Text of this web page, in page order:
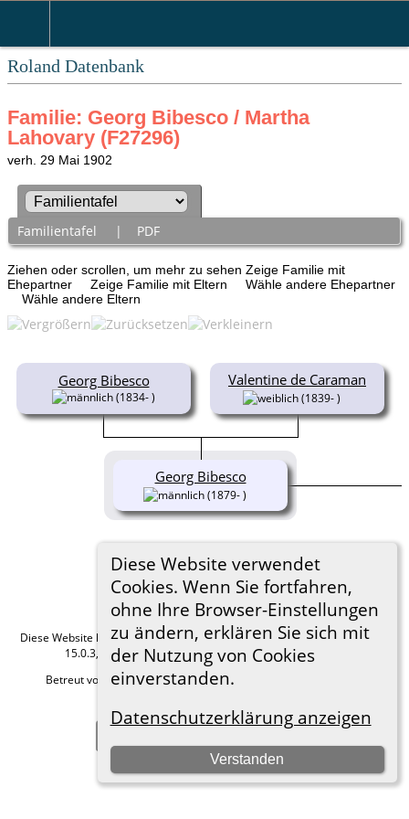
Roland Datenbank
Diese Website verwendet
Cookies. Wenn Sie fortfahren,
ohne Ihre Browser-Einstellungen
zu ändern, erklären Sie sich mit
der Nutzung von Cookies
einverstanden.
Datenschutzerklärung anzeigen
Verstanden
Familie: Georg Bibesco / Martha
Lahovary (F27296)
verh. 29 Mai 1902
Familientafel | PDF
Ziehen oder scrollen, um mehr zu sehen Zeige Familie mit
Ehepartner
Zeige Familie mit Eltern
Wähle andere Ehepartner
Wähle andere Eltern
Georg Bibesco
(1834- )
Valentine de Caraman
(1839- )
Georg Bibesco
(1879- )
Diese Website läuft mitThe Next Generation of Genealogy Sitebuilding
15.0.3, programmiert von Darrin Lythgoe © 2001-2026.
Betreut von
Roland zu Dortmund e.V.. |